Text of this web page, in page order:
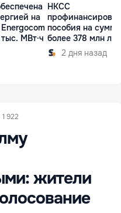
на
тыс. МВт·ч
НКСС
пособия на сумму
более 378 млн
2 дня назад
1 922
жители